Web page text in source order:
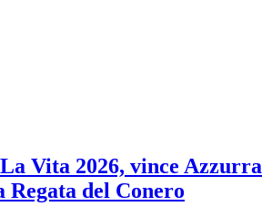
Vita 2026, vince
Regata del Conero